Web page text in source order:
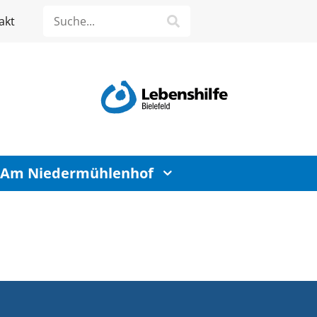
Niedermühlenhof